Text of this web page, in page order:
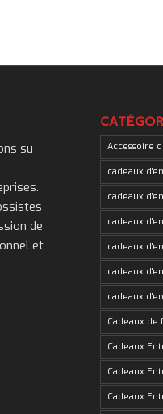
su
de
et
Accessoire
cadeaux
cadeaux
cadeaux
cadeaux
cadeaux
cadeaux
Cadeaux de
Cadeaux
Cadeaux
Cadeaux